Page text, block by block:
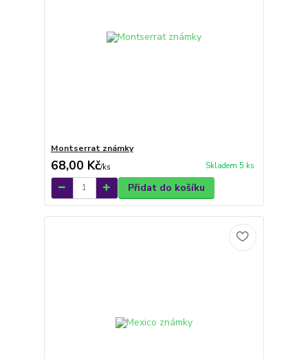
Montserrat známky
68,00 Kč/ks Skladem 5 ks
Přidat do košíku